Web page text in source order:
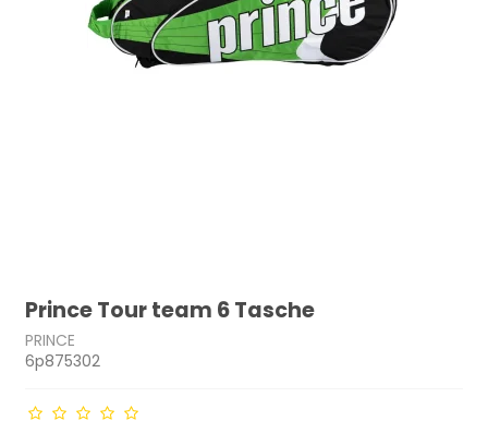
Prince Tour team 6 Tasche
PRINCE
6p875302